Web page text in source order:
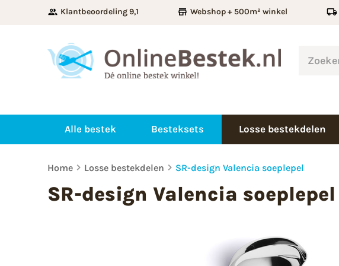
Klantbeoordeling 9,1 Webshop + 500m² winkel
Alle bestek Besteksets Losse bestekdelen
Home Losse bestekdelen SR-design Valencia soeplepel
SR-design Valencia soeplepel